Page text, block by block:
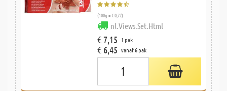
(100g = € 0,72)
nl.Views.Set.Html
€ 7,15 1 pak
€ 6,45 vanaf 6 pak